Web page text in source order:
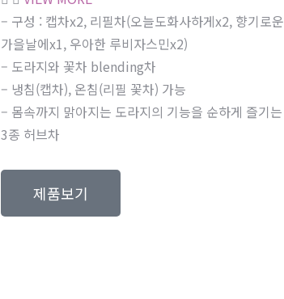
– 구성 : 캡차x2, 리필차(오늘도화사하게x2, 향기로운
가을날에x1, 우아한 루비자스민x2)
– 도라지와 꽃차 blending차
– 냉침(캡차), 온침(리필 꽃차) 가능
– 몸속까지 맑아지는 도라지의 기능을 순하게 즐기는
3종 허브차
제품보기